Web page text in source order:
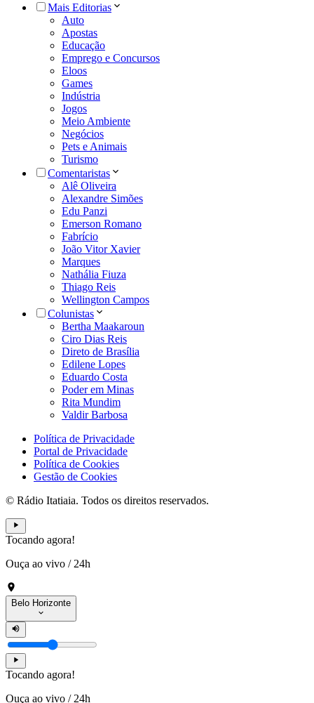
Mais Editorias
Auto
Apostas
Educação
Emprego e Concursos
Eloos
Games
Indústria
Jogos
Meio Ambiente
Negócios
Pets e Animais
Turismo
Comentaristas
Alê Oliveira
Alexandre Simões
Edu Panzi
Emerson Romano
Fabrício
João Vitor Xavier
Marques
Nathália Fiuza
Thiago Reis
Wellington Campos
Colunistas
Bertha Maakaroun
Ciro Dias Reis
Direto de Brasília
Edilene Lopes
Eduardo Costa
Poder em Minas
Rita Mundim
Valdir Barbosa
Política de Privacidade
Portal de Privacidade
Política de Cookies
Gestão de Cookies
© Rádio Itatiaia. Todos os direitos reservados.
Tocando agora!
Ouça ao vivo / 24h
Belo Horizonte
Tocando agora!
Ouça ao vivo / 24h